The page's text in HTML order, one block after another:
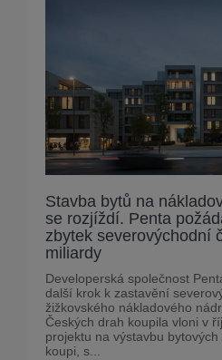
Stavba bytů na
se rozjíždí. Penta
zbytek severovýchodní
miliardy
Developerská společnost
další krok k zastavění
žižkovského nákladového
Českých drah koupila vloni v
projektu na výstavbu
koupi, s...